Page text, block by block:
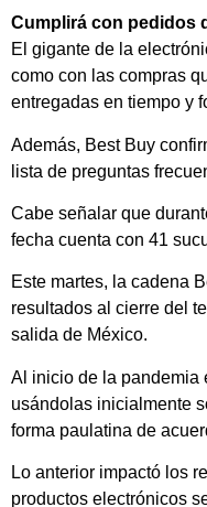
Cumplirá con pedidos
El gigante de la
como con las compras
entregadas en tiempo y
Además, Best Buy
lista de preguntas
Cabe señalar que
fecha cuenta con 41
Este martes, la cadena
resultados al cierre del
salida de México.
Al inicio de la pandemia
usándolas inicialmente
forma paulatina de
Lo anterior impactó los
productos electrónicos